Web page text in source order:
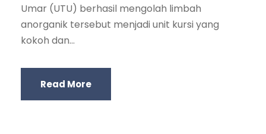
Umar (UTU) berhasil mengolah limbah
anorganik tersebut menjadi unit kursi yang
kokoh dan...
Read More